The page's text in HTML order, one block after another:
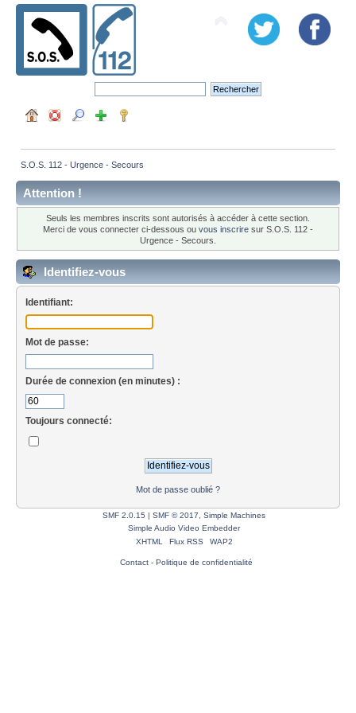
S.O.S. 112 - Urgence - Secours
Attention !
Seuls les membres inscrits sont autorisés à accéder à cette section.
Merci de vous connecter ci-dessous ou vous inscrire sur S.O.S. 112 -
Urgence - Secours.
Identifiez-vous
Identifiant:
Mot de passe:
Durée de connexion (en minutes) :
Toujours connecté:
Mot de passe oublié ?
SMF 2.0.15 | SMF © 2017
Simple Machines
Simple Audio Video Embedder
XHTML
Flux RSS WAP2
Contact- Politique de confidentialité